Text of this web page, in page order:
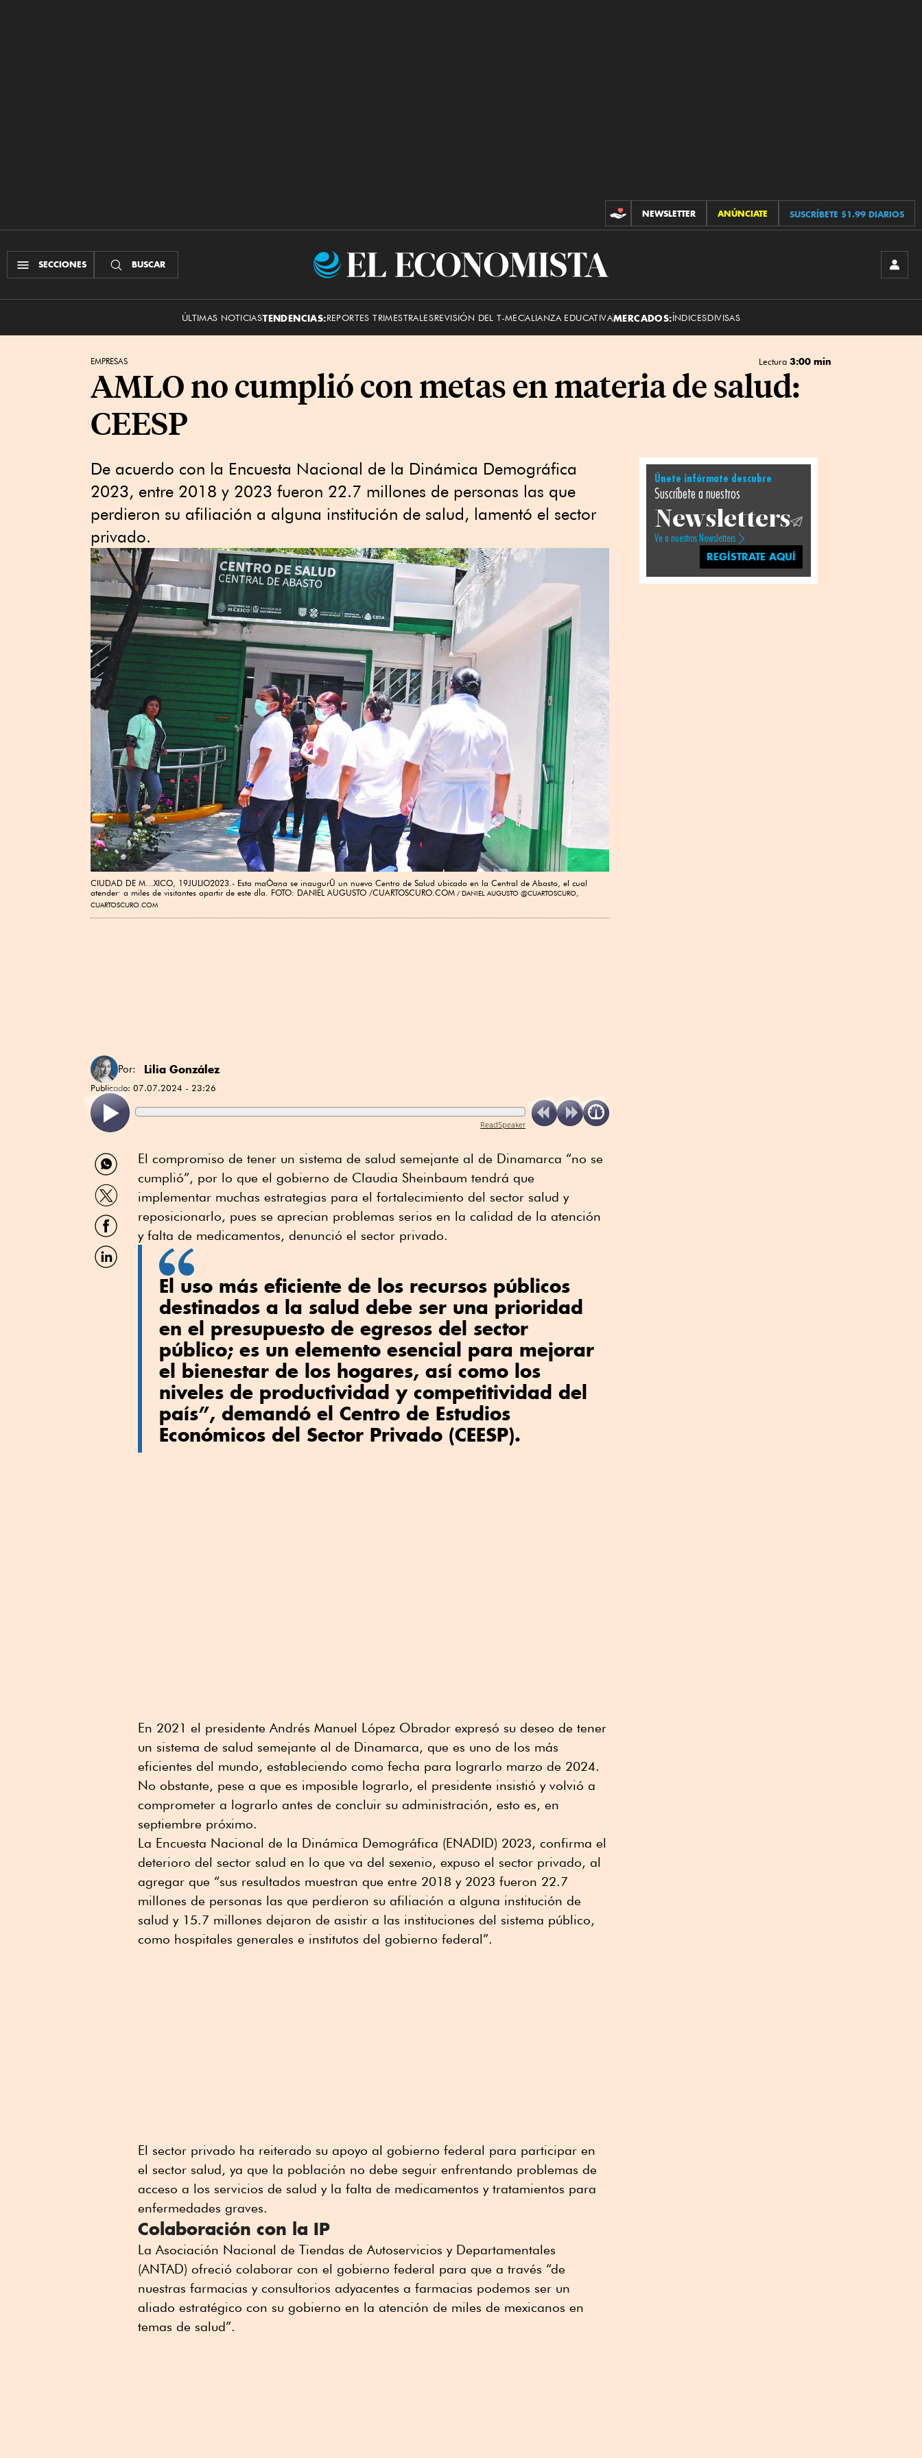
CONTRIBUCIONES
NEWSLETTER ANÚNCIATE SUSCRÍBETE $1.99 DIARIOS
SECCIONES BUSCAR
El
ÚLTIMAS NOTICIASTENDENCIAS:REPORTES TRIMESTRALESREVISIÓN DEL T-MECALIANZA EDUCATIVAMERCADOS:ÍNDICESDIVISAS
EMPRESAS Lectura 3:00 min
AMLO no cumplió con metas en materia de salud:
CEESP
De acuerdo con la Encuesta Nacional de la Dinámica Demográfica
2023, entre 2018 y 2023 fueron 22.7 millones de personas las que
perdieron su afiliación a alguna institución de salud, lamentó el sector
privado.
CIUDAD DE M…XICO, 19JULIO2023.- Esta maÒana se inaugurÛ un nuevo Centro de Salud ubicado en la Central de Abasto, el cual
atender· a miles de visitantes apartir de este dÌa. FOTO: DANIEL AUGUSTO /CUARTOSCURO.COM
DANIEL AUGUSTO @CUARTOSCURO,
CUARTOSCURO.COM
Por: Lilia González
Publicado: 07.07.2024 - 23:26
ReadSpeaker
Compartir
por
WhatsApp
Compartir
por
Twitter
Compartir
por
Facebook
Compartir
por
El compromiso de tener un sistema de salud semejante al de Dinamarca “no se
cumplió”, por lo que el gobierno de Claudia Sheinbaum tendrá que
implementar muchas estrategias para el fortalecimiento del sector salud y
reposicionarlo, pues se aprecian problemas serios en la calidad de la atención
y falta de medicamentos, denunció el sector privado.
El uso más eficiente de los recursos públicos
destinados a la salud debe ser una prioridad
en el presupuesto de egresos del sector
público; es un elemento esencial para mejorar
el bienestar de los hogares, así como los
niveles de productividad y competitividad del
país”, demandó el Centro de Estudios
Económicos del Sector Privado (CEESP).
En 2021 el presidente Andrés Manuel López Obrador expresó su deseo de tener
un sistema de salud semejante al de Dinamarca, que es uno de los más
eficientes del mundo, estableciendo como fecha para lograrlo marzo de 2024.
No obstante, pese a que es imposible lograrlo, el presidente insistió y volvió a
comprometer a lograrlo antes de concluir su administración, esto es, en
septiembre próximo.
La Encuesta Nacional de la Dinámica Demográfica (ENADID) 2023, confirma el
deterioro del sector salud en lo que va del sexenio, expuso el sector privado, al
agregar que “sus resultados muestran que entre 2018 y 2023 fueron 22.7
millones de personas las que perdieron su afiliación a alguna institución de
salud y 15.7 millones dejaron de asistir a las instituciones del sistema público,
como hospitales generales e institutos del gobierno federal”.
El sector privado ha reiterado su apoyo al gobierno federal para participar en
el sector salud, ya que la población no debe seguir enfrentando problemas de
acceso a los servicios de salud y la falta de medicamentos y tratamientos para
enfermedades graves.
Colaboración con la IP
La Asociación Nacional de Tiendas de Autoservicios y Departamentales
(ANTAD) ofreció colaborar con el gobierno federal para que a través “de
nuestras farmacias y consultorios adyacentes a farmacias podemos ser un
aliado estratégico con su gobierno en la atención de miles de mexicanos en
temas de salud”.
Únete infórmate descubre
Suscríbete a nuestros
Newsletters
Ve a nuestros Newsletters
REGÍSTRATE AQUÍ